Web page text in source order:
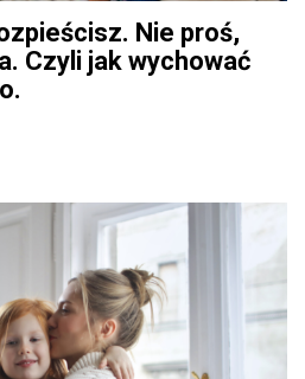
Nie proś,
Czyli jak wychować